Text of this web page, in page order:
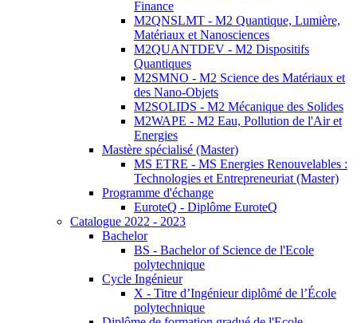
Finance
M2QNSLMT - M2 Quantique, Lumière,
Matériaux et Nanosciences
M2QUANTDEV - M2 Dispositifs
Quantiques
M2SMNO - M2 Science des Matériaux et
des Nano-Objets
M2SOLIDS - M2 Mécanique des Solides
M2WAPE - M2 Eau, Pollution de l'Air et
Energies
Mastère spécialisé (Master)
MS ETRE - MS Energies Renouvelables :
Technologies et Entrepreneuriat (Master)
Programme d'échange
EuroteQ - Diplôme EuroteQ
Catalogue 2022 - 2023
Bachelor
BS - Bachelor of Science de l'Ecole
polytechnique
Cycle Ingénieur
X - Titre d’Ingénieur diplômé de l’École
polytechnique